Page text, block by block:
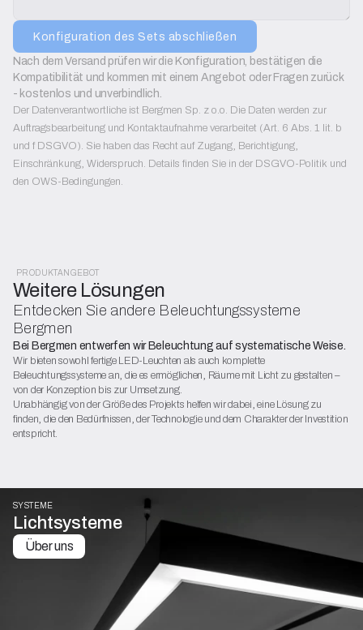
Konfiguration des Sets abschließen
Nach dem Versand prüfen wir die Konfiguration, bestätigen die
Kompatibilität und kommen mit einem Angebot oder Fragen zurück
- kostenlos und unverbindlich.
Der Datenverantwortliche ist Bergmen Sp. z o.o. Die Daten werden zur
Auftragsbearbeitung und Kontaktaufnahme verarbeitet (Art. 6 Abs. 1 lit. b
und f DSGVO). Sie haben das Recht auf Zugang, Berichtigung,
Einschränkung, Widerspruch. Details finden Sie in der DSGVO-Politik und
den OWS-Bedingungen.
PRODUKTANGEBOT
Weitere Lösungen
Entdecken Sie andere Beleuchtungssysteme
Bergmen
Bei Bergmen entwerfen wir Beleuchtung auf systematische Weise.
Wir bieten sowohl fertige LED-Leuchten als auch komplette
Beleuchtungssysteme an, die es ermöglichen, Räume mit Licht zu gestalten –
von der Konzeption bis zur Umsetzung.
Unabhängig von der Größe des Projekts helfen wir dabei, eine Lösung zu
finden, die den Bedürfnissen, der Technologie und dem Charakter der Investition
entspricht.
SYSTEME
Lichtsysteme
Über uns